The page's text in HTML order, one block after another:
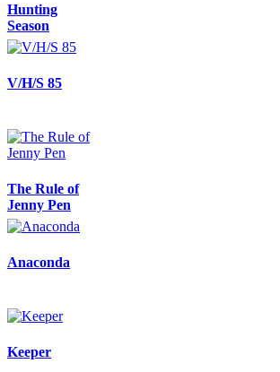
Hunting
Season
V/H/S 85
The Rule of
Jenny Pen
Anaconda
Keeper